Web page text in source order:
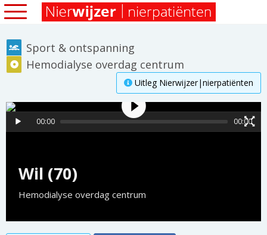
Sport & ontspanning
Hemodialyse overdag centrum
Uitleg Nierwijzer|nierpatiënten
Wil (70)
Hemodialyse overdag centrum
00:00 00:00